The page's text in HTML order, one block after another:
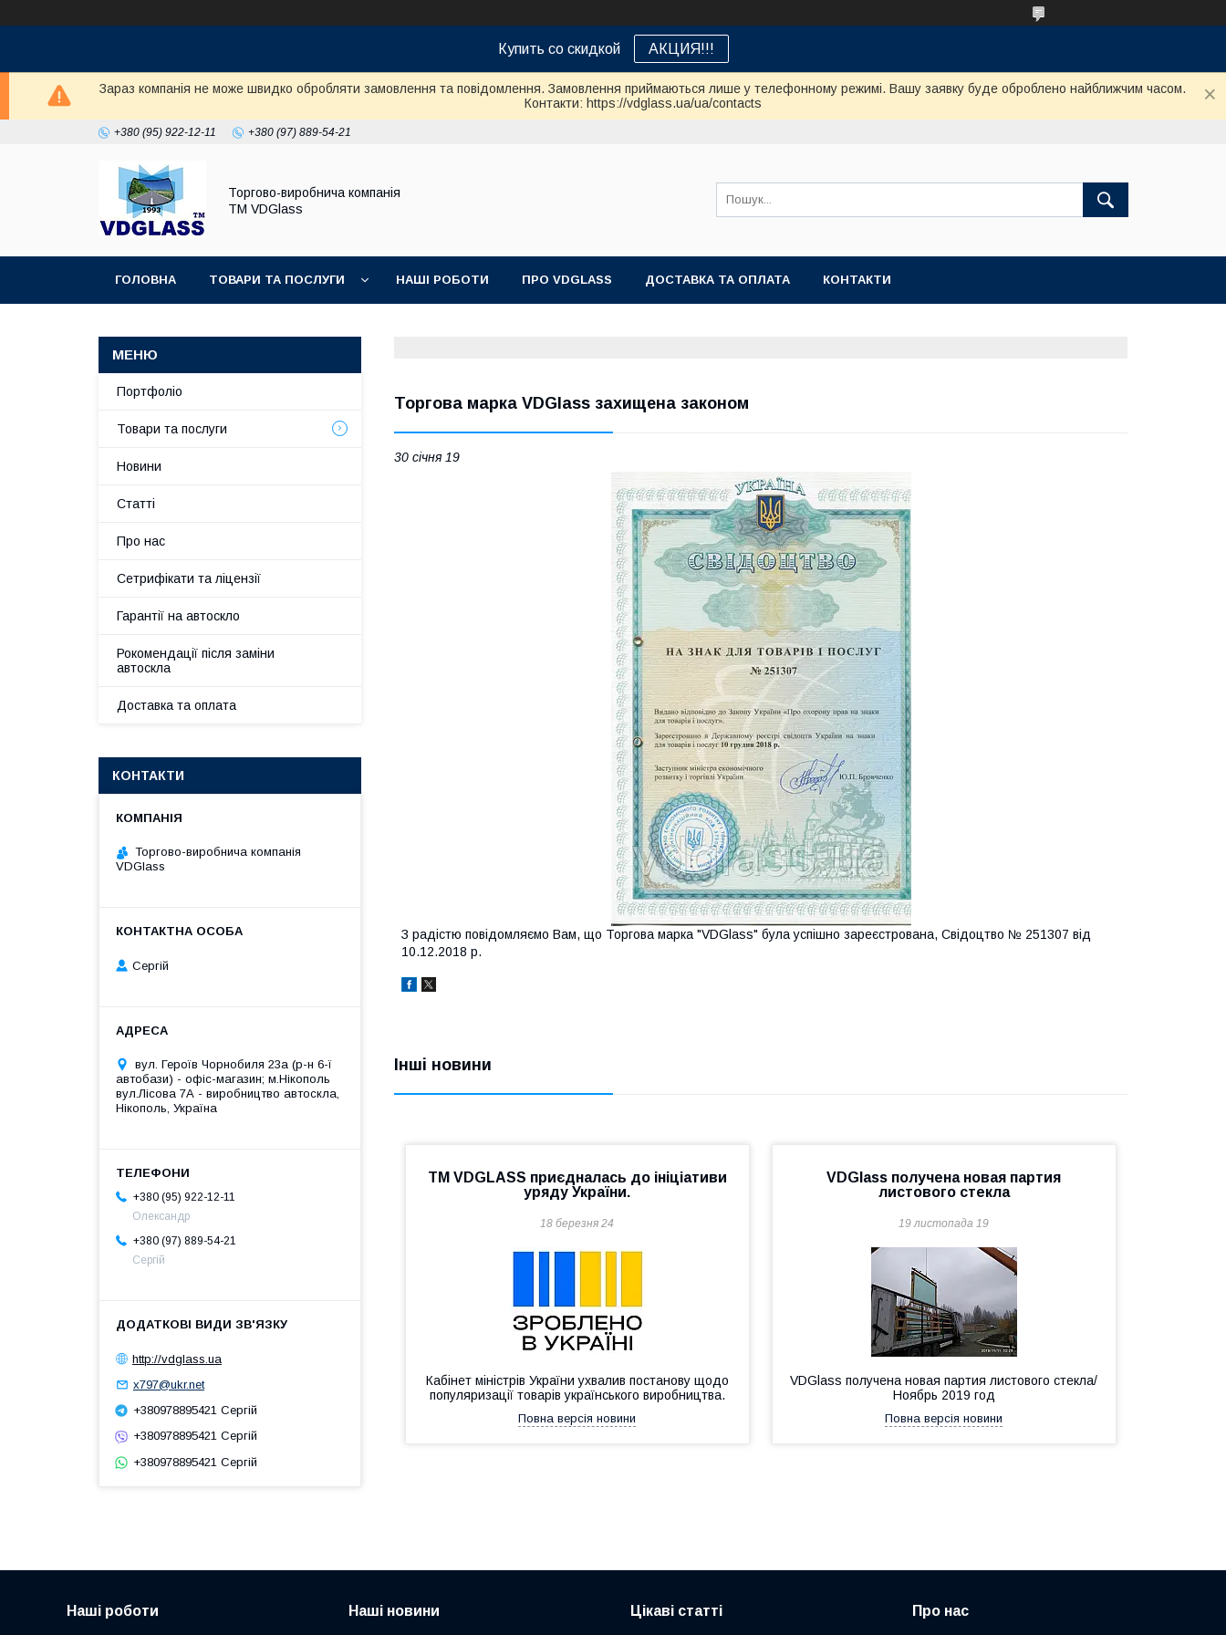
Купить со скидкой АКЦИЯ!!!
Зараз компанія не може швидко обробляти замовлення та повідомлення. Замовлення приймаються лише у телефонному режимі. Вашу заявку буде оброблено найближчим часом.
Контакти: https://vdglass.ua/ua/contacts
+380 (95) 922-12-11 +380 (97) 889-54-21
Торгово-виробнича компанія
ТМ VDGlass
ГОЛОВНА ТОВАРИ ТА ПОСЛУГИ НАШІ РОБОТИ ПРО VDGLASS ДОСТАВКА ТА ОПЛАТА КОНТАКТИ
Торгова марка VDGlass захищена законом
30 січня 19
З радістю повідомляємо Вам, що Торгова марка "VDGlass" була успішно зареєстрована, Свідоцтво № 251307 від
10.12.2018 р.
Інші новини
TM VDGLASS приєдналась до ініціативи
уряду України.
18 березня 24
Кабінет міністрів України ухвалив постанову щодо
популяризації товарів українського виробництва.
Повна версія новини
VDGlass получена новая партия
листового стекла
19 листопада 19
VDGlass получена новая партия листового стекла/
Ноябрь 2019 год
Повна версія новини
Портфоліо
Товари та послуги
Новини
Статті
Про нас
Сетрифікати та ліцензії
Гарантії на автоскло
Рокомендації після заміни
автоскла
Доставка та оплата
КОНТАКТИ
Торгово-виробнича компанія
VDGlass
Сергій
вул. Героїв Чорнобиля 23а (р-н 6-ї
автобази) - офіс-магазин; м.Нікополь
вул.Лісова 7А - виробництво автоскла,
Нікополь, Україна
+380 (95) 922-12-11
Олександр
+380 (97) 889-54-21
Сергій
http://vdglass.ua
x797@ukr.net
+380978895421 Сергій
+380978895421 Сергій
+380978895421 Сергій
Наші роботи Наші новини Цікаві статті Про нас